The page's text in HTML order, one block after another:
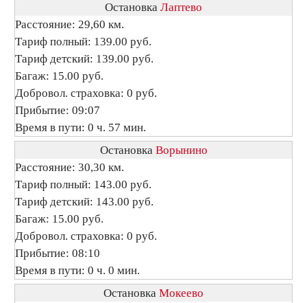
Остановка Лаптево
Расстояние: 29,60 км.
Тариф полный: 139.00 руб.
Тариф детский: 139.00 руб.
Багаж: 15.00 руб.
Добровол. страховка: 0 руб.
Прибытие: 09:07
Время в пути: 0 ч. 57 мин.
Остановка Ворынино
Расстояние: 30,30 км.
Тариф полный: 143.00 руб.
Тариф детский: 143.00 руб.
Багаж: 15.00 руб.
Добровол. страховка: 0 руб.
Прибытие: 08:10
Время в пути: 0 ч. 0 мин.
Остановка Мокеево